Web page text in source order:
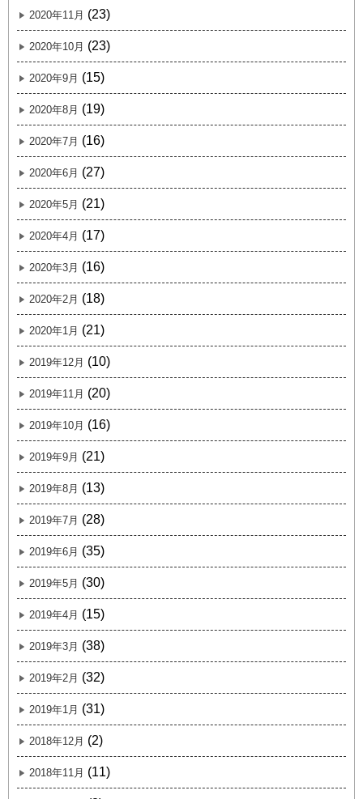
2020年11月 (23)
2020年10月 (23)
2020年9月 (15)
2020年8月 (19)
2020年7月 (16)
2020年6月 (27)
2020年5月 (21)
2020年4月 (17)
2020年3月 (16)
2020年2月 (18)
2020年1月 (21)
2019年12月 (10)
2019年11月 (20)
2019年10月 (16)
2019年9月 (21)
2019年8月 (13)
2019年7月 (28)
2019年6月 (35)
2019年5月 (30)
2019年4月 (15)
2019年3月 (38)
2019年2月 (32)
2019年1月 (31)
2018年12月 (2)
2018年11月 (11)